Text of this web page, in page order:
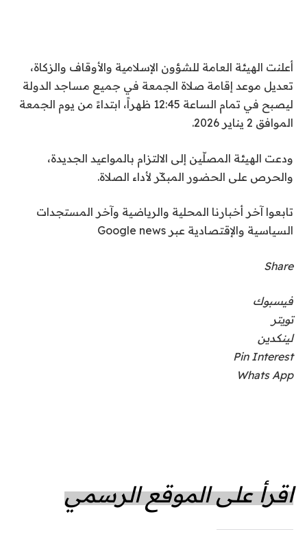
أعلنت الهيئة العامة للشؤون الإسلامية والأوقاف والزكاة،
تعديل موعد إقامة صلاة الجمعة في جميع مساجد الدولة
ليصبح في تمام الساعة 12:45 ظهراً، ابتداءً من يوم الجمعة
الموافق 2 يناير 2026.
ودعت الهيئة المصلّين إلى الالتزام بالمواعيد الجديدة،
والحرص على الحضور المبكّر لأداء الصلاة.
تابعوا آخر أخبارنا المحلية والرياضية وآخر المستجدات
السياسية والإقتصادية عبر Google news
Share
فيسبوك
تويتر
لينكدين
Pin Interest
Whats App
اقرأ على الموقع الرسمي